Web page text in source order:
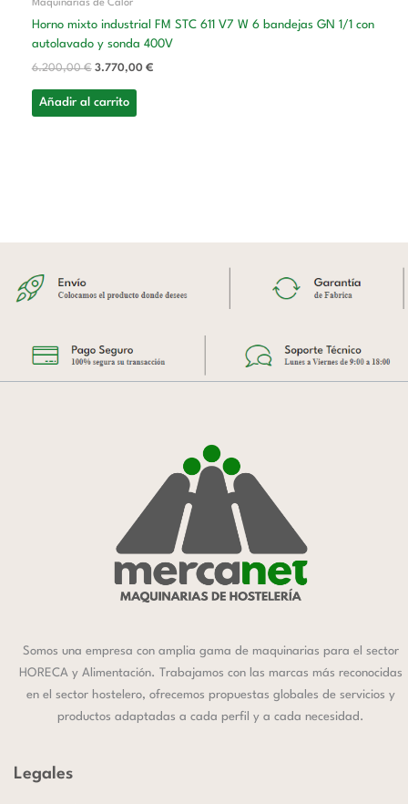
Maquinarias de Calor
Horno mixto industrial FM STC 611 V7 W 6 bandejas GN 1/1 con
autolavado y sonda 400V
6.200,00€ 3.770,00 €
Añadir al carrito
Somos una empresa con amplia gama de maquinarias para el sector
HORECA y Alimentación. Trabajamos con las marcas más reconocidas
en el sector hostelero, ofrecemos propuestas globales de servicios y
productos adaptadas a cada perfil y a cada necesidad.
Legales